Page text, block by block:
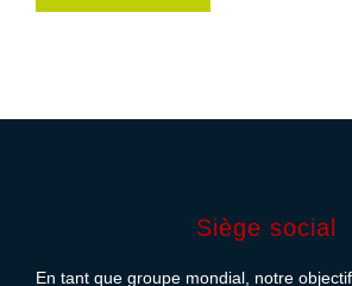
Siège social
En tant que groupe mondial, notre